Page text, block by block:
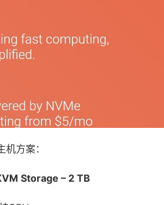
方案：
Storage – 2 TB